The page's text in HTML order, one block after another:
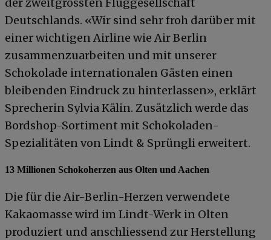
Deutschlands. «Wir sind sehr froh darüber mit
einer wichtigen Airline wie Air Berlin
zusammenzuarbeiten und mit unserer
Schokolade internationalen Gästen einen
bleibenden Eindruck zu hinterlassen», erklärt
Sprecherin Sylvia Kälin. Zusätzlich werde das
Bordshop-Sortiment mit Schokoladen-
Spezialitäten von Lindt & Sprüngli erweitert.
13 Millionen Schokoherzen aus Olten und Aachen
Die für die Air-Berlin-Herzen verwendete
Kakaomasse wird im Lindt-Werk in Olten
produziert und anschliessend zur Herstellung